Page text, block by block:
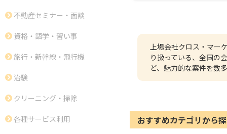
不動産セミナー・面談
資格・語学・習い事
旅行・新幹線・飛行機
治験
クリーニング・掃除
各種サービス利用
上場会社クロス・マー
り扱っている、全国の
ど、魅力的な案件を数
おすすめカテゴリから